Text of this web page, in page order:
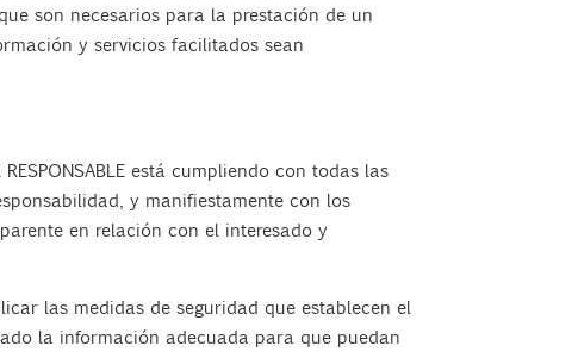
son necesarios para la prestación de un
y servicios facilitados sean
está cumpliendo con todas las
y manifiestamente con los
en relación con el interesado y
las medidas de seguridad que establecen el
la información adecuada para que puedan